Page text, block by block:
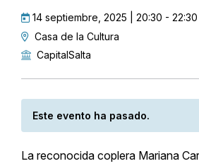
14 septiembre, 2025 | 20:30 - 22:30
Casa de la Cultura
CapitalSalta
Este evento ha pasado.
La reconocida coplera Mariana